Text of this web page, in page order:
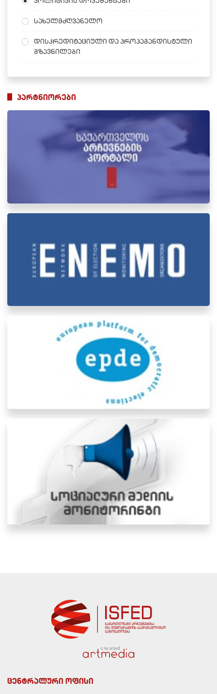
სახელმძღვანელო
დისკრედიტაციული და პროპაგანდისტული
გზავნილები
პარტნიორები
created
ცენტრალური ოფისი